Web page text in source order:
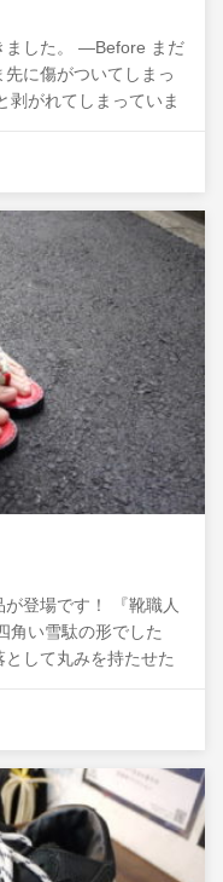
ました。 ―Before まだ
に傷がついてしまっ
がれてしまっていま
登場です！ 『靴職人
角い雪駄の形でした
して丸みを持たせた